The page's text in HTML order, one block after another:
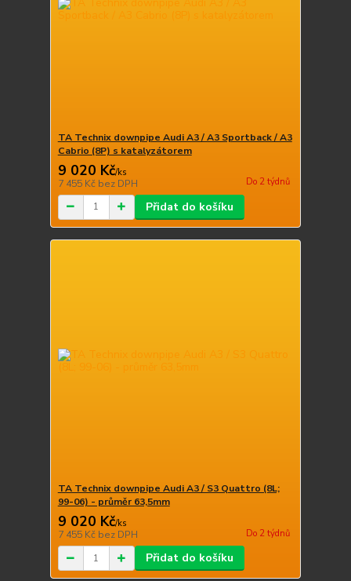
TA Technix downpipe Audi A3 / A3 Sportback / A3
Cabrio (8P) s katalyzátorem
9 020 Kč/ks
7 455 Kč bez DPH Do 2 týdnů
Přidat do košíku
TA Technix downpipe Audi A3 / S3 Quattro (8L;
99-06) - průměr 63,5mm
9 020 Kč/ks
7 455 Kč bez DPH Do 2 týdnů
Přidat do košíku